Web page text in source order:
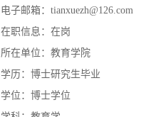
电子邮箱： tianxuezh@126.com
在职信息： 在岗
所在单位： 教育学院
学历： 博士研究生毕业
学位： 博士学位